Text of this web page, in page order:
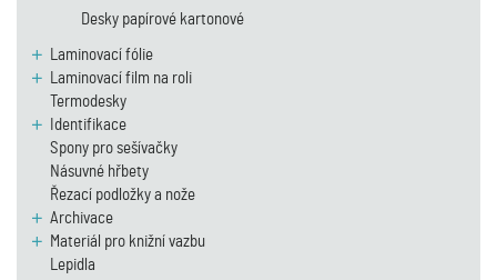
Desky papírové kartonové
Laminovací fólie
Laminovací film na roli
Termodesky
Identifikace
Spony pro sešívačky
Násuvné hřbety
Řezací podložky a nože
Archivace
Materiál pro knižní vazbu
Lepidla